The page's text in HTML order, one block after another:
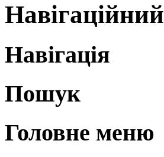
Навігація
Пошук
Головне меню